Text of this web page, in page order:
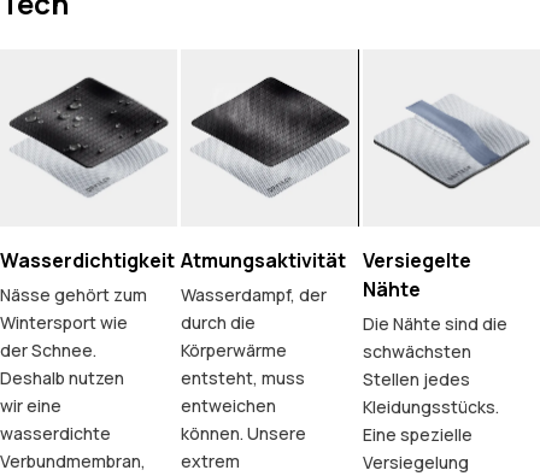
Wasserdichtigkeit
Nässe gehört zum
Wintersport wie
der Schnee.
Deshalb nutzen
wir eine
wasserdichte
Verbundmembran,
Atmungsaktivität
Wasserdampf, der
durch die
Körperwärme
entsteht, muss
entweichen
können. Unsere
extrem
Versiegelte
Nähte
Die Nähte sind die
schwächsten
Stellen jedes
Kleidungsstücks.
Eine spezielle
Versiegelung